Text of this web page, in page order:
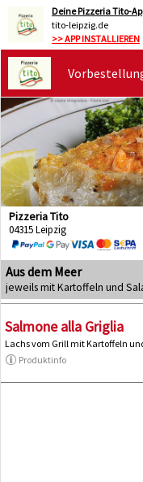
Deine Pizzeria Tito-
tito-leipzig.de
>> APP INSTALLIEREN
Pizzeria Tito
04315 Leipzig
Aus dem Meer
jeweils mit Kartoffeln und
Salmone alla Griglia
Lachs vom Grill mit Kartoffeln
Produktinfo